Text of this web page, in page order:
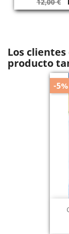
Los
producto
-5%